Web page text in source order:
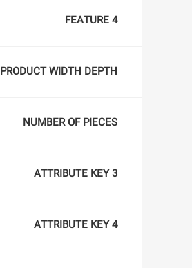
FEATURE 4
PRODUCT WIDTH DEPTH
NUMBER OF PIECES
ATTRIBUTE KEY 3
ATTRIBUTE KEY 4